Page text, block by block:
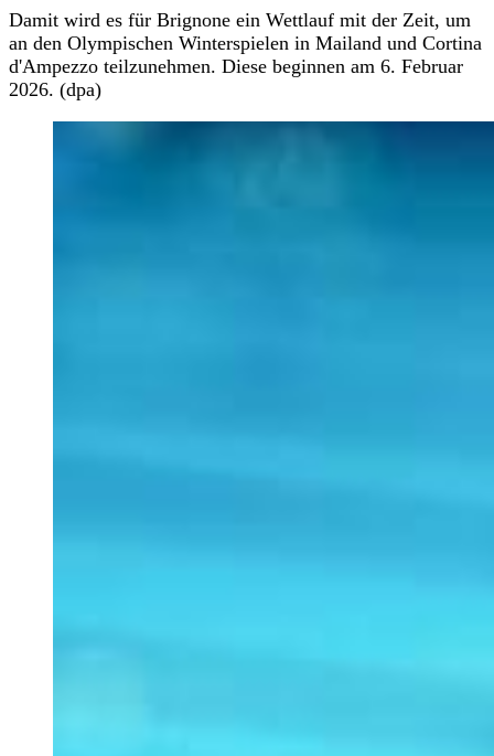
Damit wird es für Brignone ein Wettlauf mit der Zeit, um
an den Olympischen Winterspielen in Mailand und Cortina
d'Ampezzo teilzunehmen. Diese beginnen am 6. Februar
2026. (dpa)